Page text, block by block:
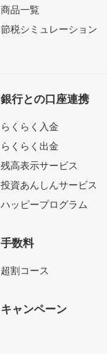
商品一覧
節税シミュレーション
銀行との口座連携
らくらく入金
らくらく出金
残高表示サービス
投資あんしんサービス
ハッピープログラム
手数料
超割コース
キャンペーン